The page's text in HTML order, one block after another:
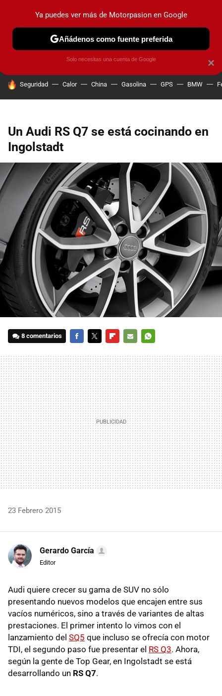
PRUEBAS COCHES ELÉCTRICOS OBSERVATORIO
HOY SE HABLA DE
Seguridad Calor China Gasolina GPS BMW
Un Audi RS Q7 se está cocinando en
Ingolstadt
8 comentarios
MAIL
23 Febrero 2015
Gerardo García
Editor
Audi quiere crecer su gama de SUV no sólo
presentando nuevos modelos que encajen entre sus
vacíos numéricos, sino a través de variantes de altas
prestaciones. El primer intento lo vimos con el
lanzamiento del SQ5 que incluso se ofrecía con motor
TDI, el segundo paso fue presentar el RS Q3. Ahora,
según la gente de Top Gear, en Ingolstadt se está
desarrollando un RS Q7.
×
Ya puedes ver más de Motorpasion en Google
Añádenos como fuente preferida
Solo necesitas una cuenta de Google